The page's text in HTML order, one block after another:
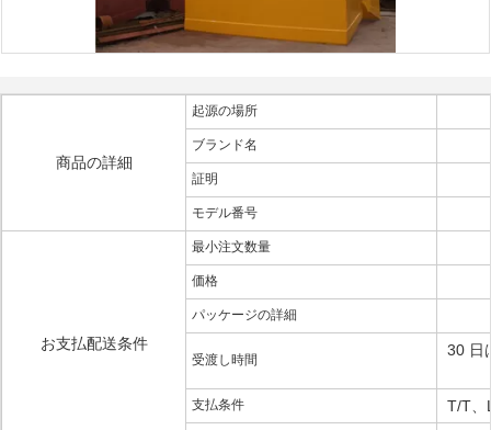
商品の詳細
起源の場所
ブランド名
証明
モデル番号
お支払配送条件
最小注文数量
価格
パッケージの詳細
受渡し時間
30 日
支払条件 T/T、